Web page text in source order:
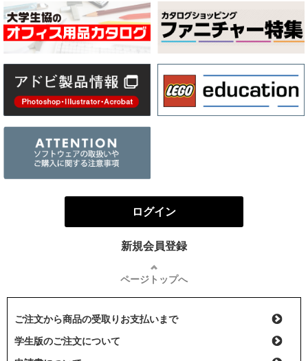
ログイン
新規会員登録
ページトップへ
ご注文から商品の受取りお支払いまで
学生版のご注文について